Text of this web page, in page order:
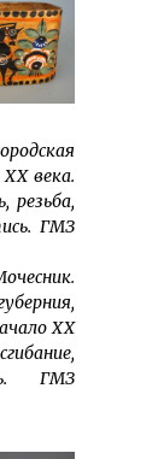
века.
резьба,
ГМЗ
ХХ
ГМЗ